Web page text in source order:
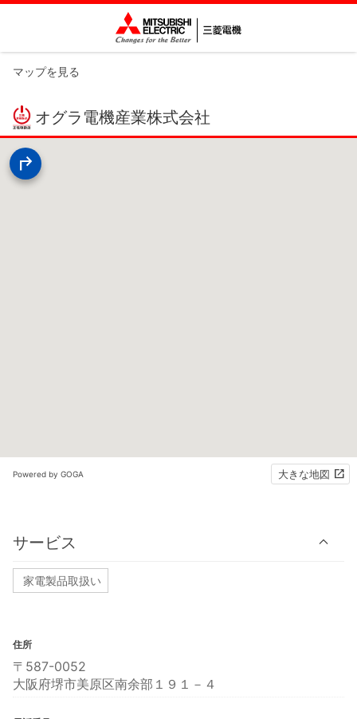
マップを見る
オグラ電機産業株式会社
Powered by GOGA 大きな地図
サービス
家電製品取扱い
住所
〒587-0052
大阪府堺市美原区南余部１９１－４